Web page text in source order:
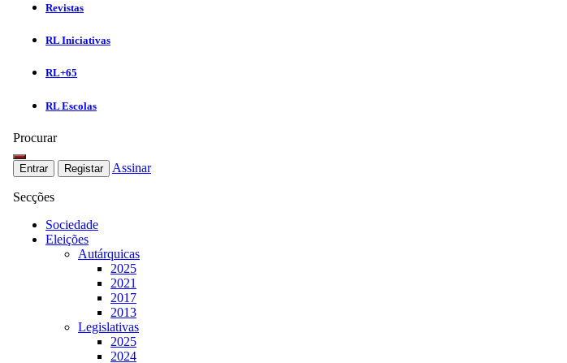
Revistas
RL Iniciativas
RL+65
RL Escolas
Procurar
Entrar Registar Assinar
Secções
Sociedade
Eleições
Autárquicas
2025
2021
2017
2013
Legislativas
2025
2024